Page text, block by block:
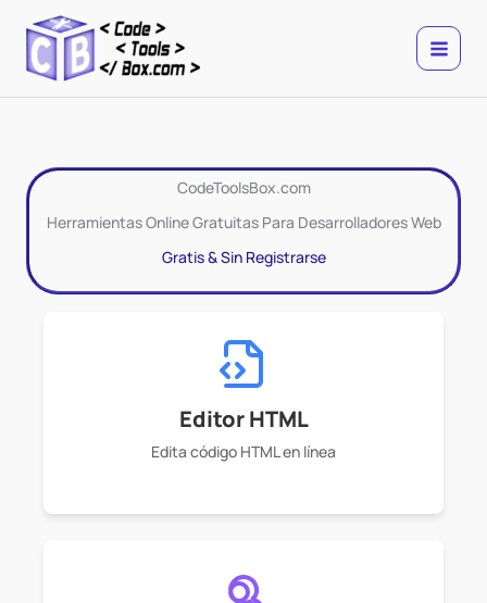
contenido
CodeToolsBox.com
Herramientas Online Gratuitas Para Desarrolladores Web
Gratis & Sin Registrarse
Editor HTML
Edita código HTML en línea